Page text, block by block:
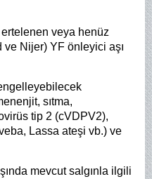
veya henüz
Nijer) YF önleyici aşı
sıtma,
tip 2 (cVDPV2),
Lassa ateşi vb.) ve
mevcut salgınla ilgili